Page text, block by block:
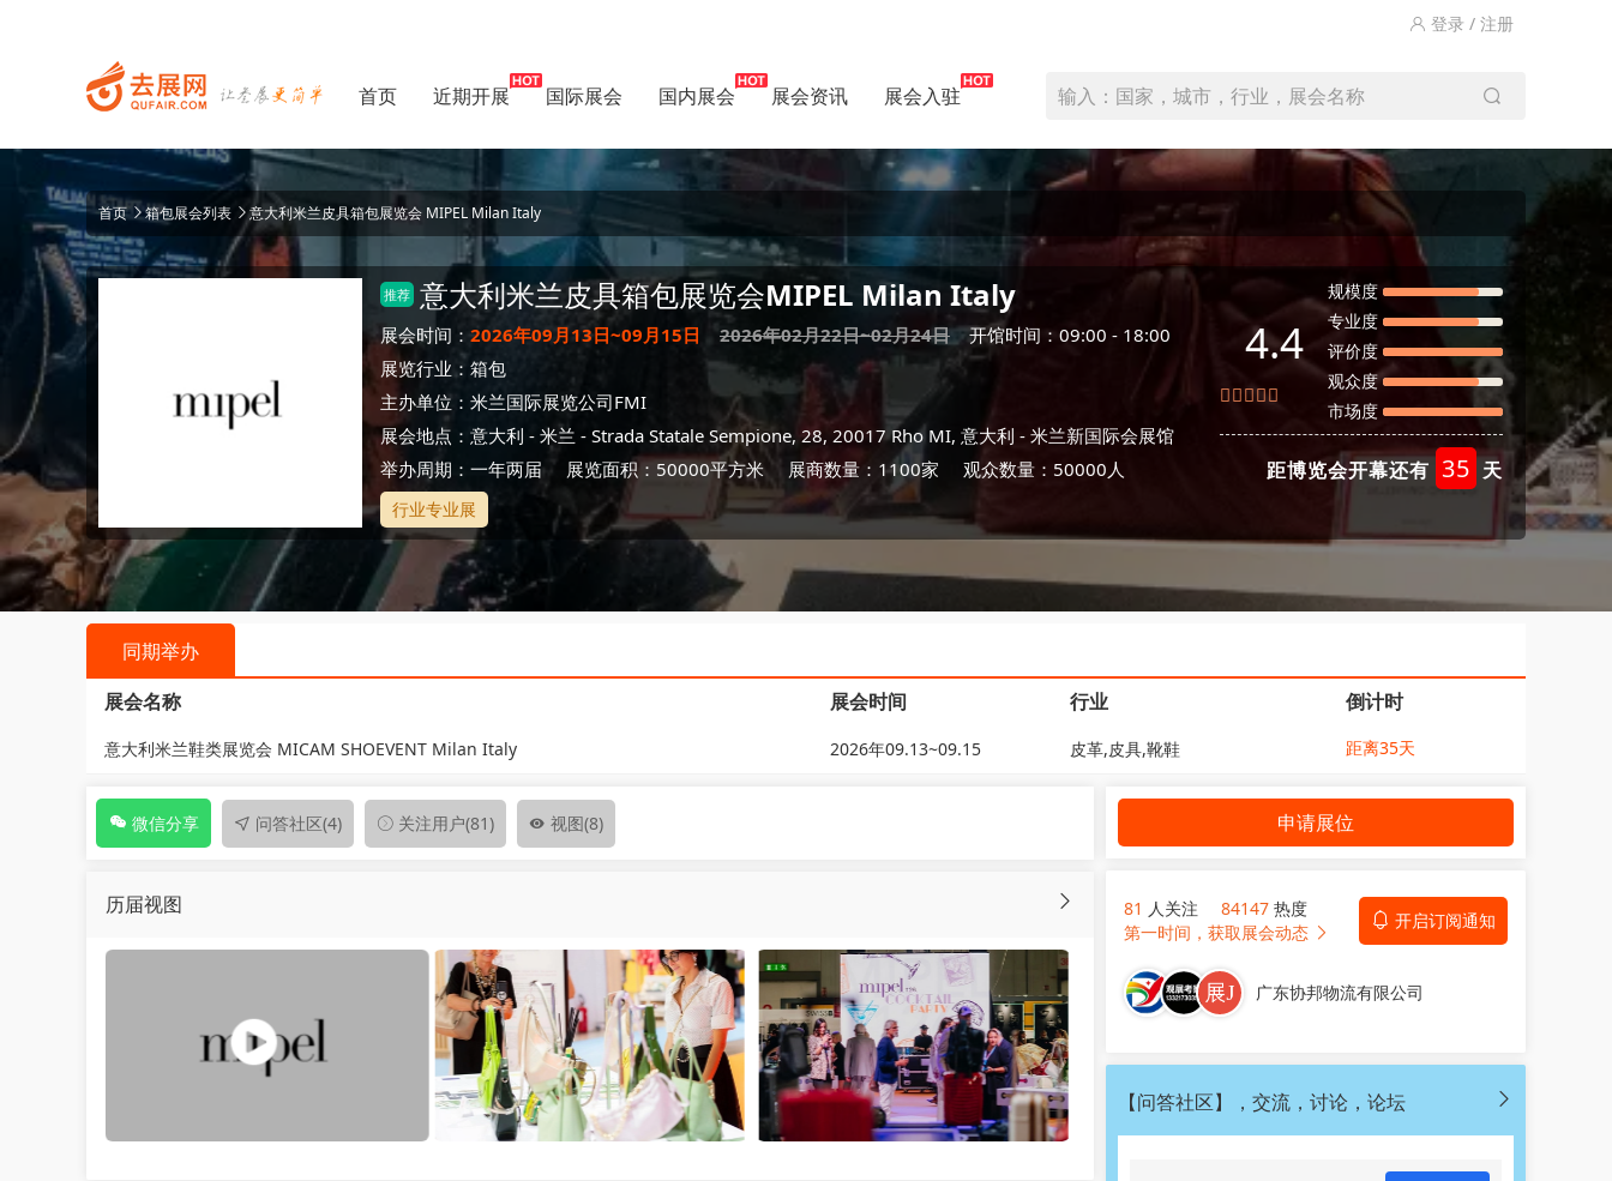
登录 / 注册
首页 近期开展 国际展会 国内展会 展会资讯 展会入驻 输入：国家，城市，行业，展会名称
首页 箱包展会列表 意大利米兰皮具箱包展览会 MIPEL Milan Italy
推荐 意大利米兰皮具箱包展览会MIPEL Milan Italy
展会时间： 2026年09月13日~09月15日 2026年02月22日~02月24日
开馆时间：09:00 - 18:00
展览行业： 箱包
主办单位： 米兰国际展览公司FMI
展会地点： 意大利 - 米兰 - Strada Statale Sempione, 28, 20017 Rho MI, 意大利 - 米兰新国际会展馆
举办周期：一年两届
展览面积：50000平方米 展商数量：1100家 观众数量：50000人
行业专业展
4.4
规模度
专业度
评价度
观众度
市场度
距博览会开幕还有 35 天
同期举办
展会名称
展会时间 行业 倒计时
意大利米兰鞋类展览会 MICAM SHOEVENT Milan Italy 2026年09.13~09.15 皮革,皮具,靴鞋 距离35天
微信分享 问答社区(4) 关注用户(81) 视图(8)
历届视图
申请展位
81 人关注 84147 热度
开启订阅通知
第一时间，获取展会动态
广东协邦物流有限公司
【问答社区】，交流，讨论，论坛